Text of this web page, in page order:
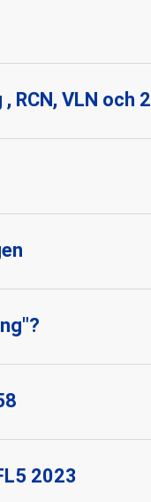
RCN, VLN och
2023